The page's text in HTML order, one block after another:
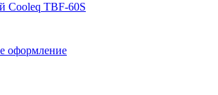
Cooleq TBF-60S
оформление